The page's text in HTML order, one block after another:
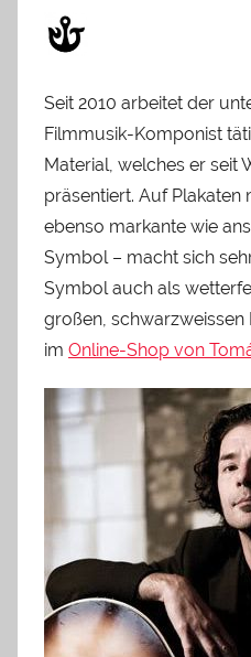
Seit 2010 arbeitet der
Filmmusik-Komponist
Material, welches er seit
präsentiert. Auf Plakaten
ebenso markante wie
Symbol – macht sich
Symbol auch als
großen,
im Online-Shop von